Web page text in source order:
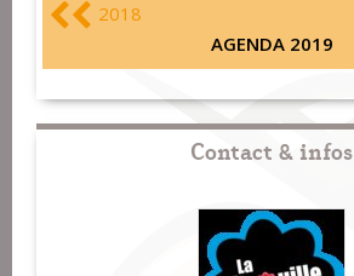
2018
AGENDA 2019
Contact & infos